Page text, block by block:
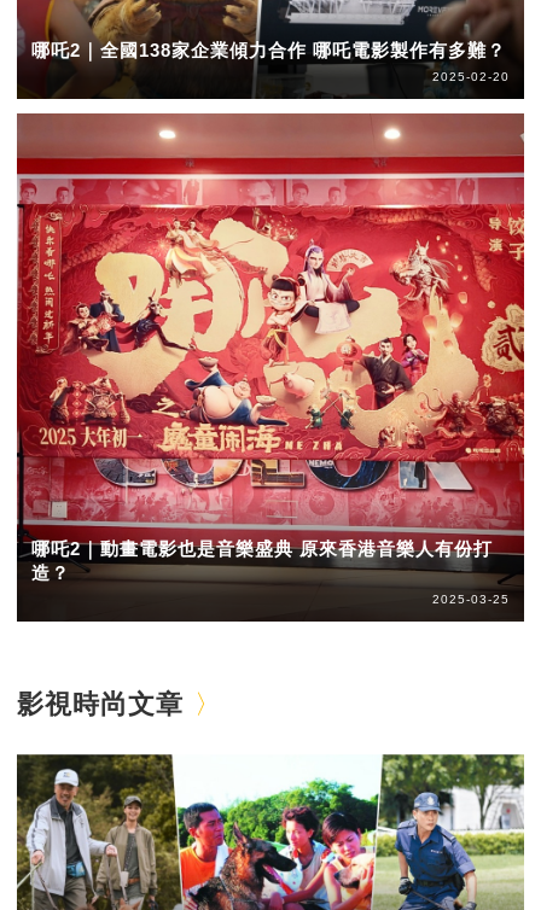
哪吒2｜全國138家企業傾力合作 哪吒電影製作有多難？
2025-02-20
哪吒2｜動畫電影也是音樂盛典 原來香港音樂人有份打
造？
2025-03-25
影視時尚文章